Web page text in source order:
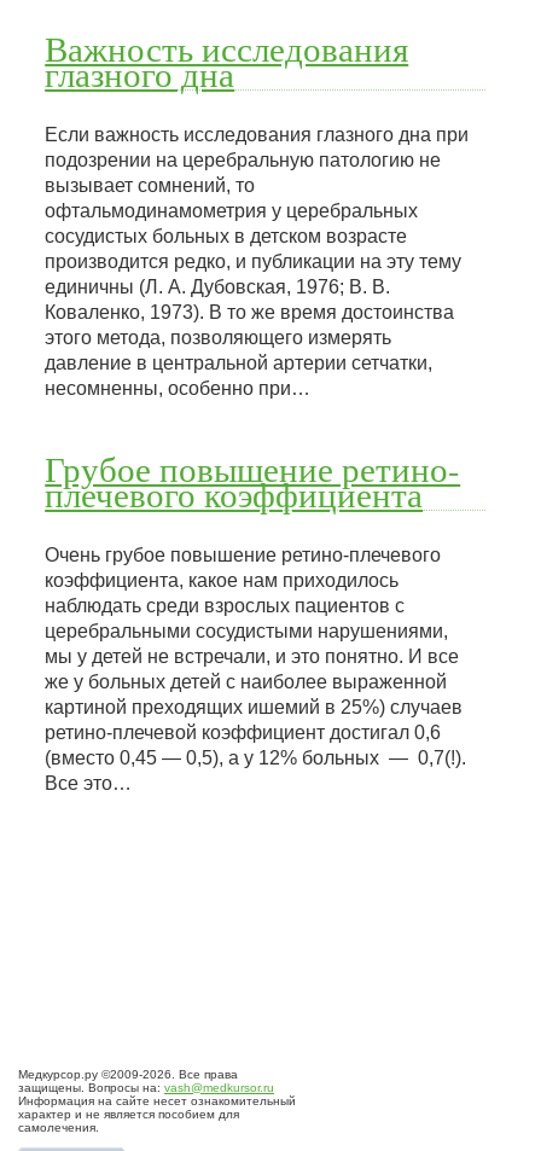
Важность исследования
глазного дна
Если важность исследования глазного дна при
подозрении на церебральную патологию не
вызывает сомнений, то
офтальмодинамометрия у церебральных
сосудистых больных в детском возрасте
производится редко, и публикации на эту тему
единичны (Л. А. Дубовская, 1976; В. В.
Коваленко, 1973). В то же время достоинства
этого метода, позволяющего измерять
давление в центральной артерии сетчатки,
несомненны, особенно при…
Грубое повышение ретино-
плечевого коэффициента
Очень грубое повышение ретино-плечевого
коэффициента, какое нам приходилось
наблюдать среди взрослых пациентов с
церебральными сосудистыми нарушениями,
мы у детей не встречали, и это понятно. И все
же у больных детей с наиболее выраженной
картиной преходящих ишемий в 25%) случаев
ретино-плечевой коэффициент достигал 0,6
(вместо 0,45 — 0,5), а у 12% больных — 0,7(!).
Все это…
Медкурсор.ру ©2009-2026. Все права
защищены. Вопросы на: vash@medkursor.ru
Информация на сайте несет ознакомительный
характер и не является пособием для
самолечения.